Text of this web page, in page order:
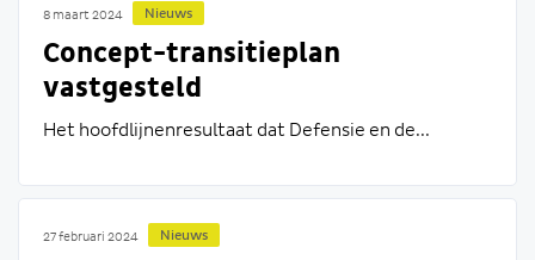
8 maart 2024 Nieuws
Concept-transitieplan
vastgesteld
Het hoofdlijnenresultaat dat Defensie en de...
27 februari 2024 Nieuws